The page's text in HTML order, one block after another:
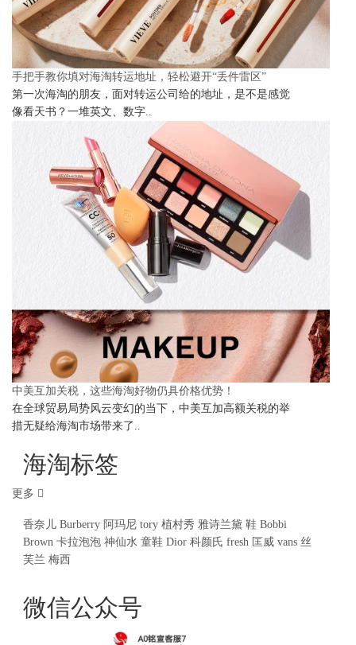
手把手教你填对海淘转运地址，轻松避开“丢件雷区”
第一次海淘的朋友，面对转运公司给的地址，是不是感觉
像看天书？一堆英文、数字..
中美互加关税，这些海淘好物仍具价格优势！
在全球贸易局势风云变幻的当下，中美互加高额关税的举
措无疑给海淘市场带来了..
海淘标签
更多
香奈儿 Burberry 阿玛尼 tory 植村秀 雅诗兰黛 鞋 Bobbi
Brown 卡拉泡泡 神仙水 童鞋 Dior 科颜氏 fresh 匡威 vans 丝
芙兰 梅西
微信公众号